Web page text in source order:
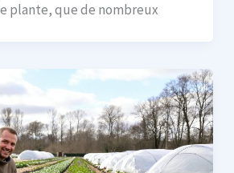
plante, que de nombreux